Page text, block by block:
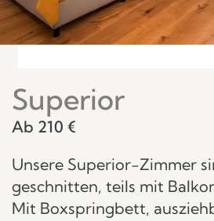
Superior
Ab 210 €
Unsere Superior-Zimmer
geschnitten, teils mit
Mit Boxspringbett,